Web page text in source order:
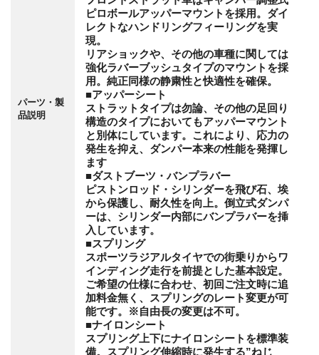
パーツ・製
品説明
ピロボールアッパーマウントを採用。ダイ
レクトなハンドリングフィーリングを実
現。
リアショックや、その他の車種に関しては
強化ラバーブッシュタイプのマウントを採
用。純正同様の静粛性と快適性を確保。
■アッパーシート
ストラットタイプは勿論、その他の足回り
構造のタイプにおいてもアッパーマウント
と別体にしています。これにより、応力の
発生を抑え、ダンパー本来の性能を発揮し
ます
■ダストブーツ・バンプラバー
ピストンロッド・シリンダーを飛び石、埃
から保護し、耐久性を向上。倒立式ダンパ
ーは、シリンダー内部にバンプラバーを挿
入しています。
■スプリング
スポーツラジアルタイヤでの街乗りからワ
インディング走行を前提とした基本設定。
ご希望の仕様に合わせ、初回ご注文時に追
加料金無く、スプリングのレート変更が可
能です。※自由長の変更は不可。
■ナイロンシート
スプリング上下にナイロンシートを標準装
備。スプリング伸縮時に発生する”ねじ